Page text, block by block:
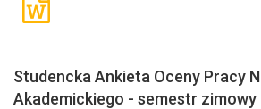
Studencka Ankieta Oceny Pracy
Akademickiego - semestr zimowy